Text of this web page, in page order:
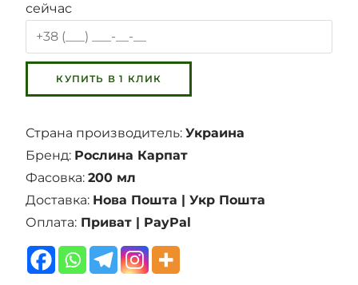
сейчас
Страна производитель:Украина
Бренд: Рослина Карпат
Фасовка:200 мл
Доставка: Нова Пошта | Укр Пошта
Оплата: Приват | PayPal